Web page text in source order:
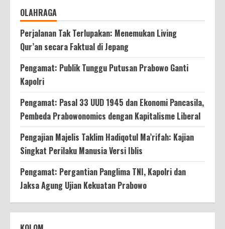
OLAHRAGA
Perjalanan Tak Terlupakan: Menemukan Living
Qur’an secara Faktual di Jepang
Pengamat: Publik Tunggu Putusan Prabowo Ganti
Kapolri
Pengamat: Pasal 33 UUD 1945 dan Ekonomi Pancasila,
Pembeda Prabowonomics dengan Kapitalisme Liberal
Pengajian Majelis Taklim Hadiqotul Ma’rifah: Kajian
Singkat Perilaku Manusia Versi Iblis
Pengamat: Pergantian Panglima TNI, Kapolri dan
Jaksa Agung Ujian Kekuatan Prabowo